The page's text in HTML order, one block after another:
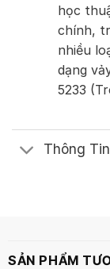
học
chính,
nhiều
dạng
5233
Thông
SẢN PHẨM